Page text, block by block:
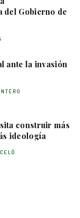
del Gobierno de
ante la invasión
construir más
ideología